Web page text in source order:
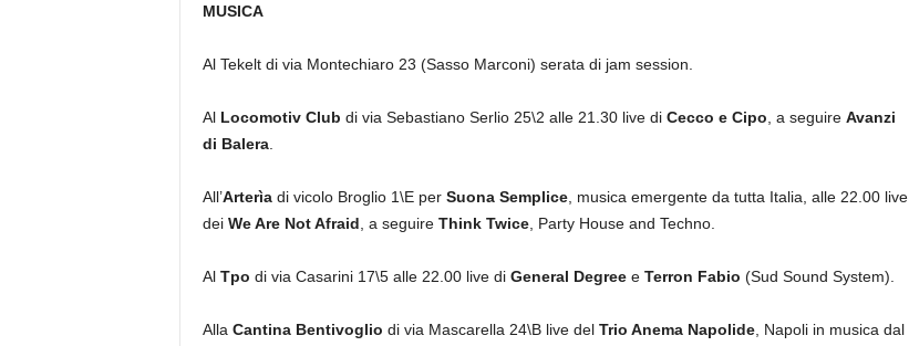
MUSICA
Al Tekelt di via Montechiaro 23 (Sasso Marconi) serata di jam session.
AlLocomotiv Club di via Sebastiano Serlio 25\2 alle 21.30 live di Cecco e Cipo , a seguire Avanzi
di Balera.
All’Arterìadi vicolo Broglio 1\E perSuona Semplice, musica emergente da tutta Italia, alle 22.00 live
dei We Are Not Afraid , a seguireThink Twice, Party House and Techno.
Al Tpo di via Casarini 17\5 alle 22.00 live diGeneral DegreeeTerron Fabio (Sud Sound System).
Alla Cantina Bentivoglio di via Mascarella 24\B live del Trio Anema Napolide, Napoli in musica dal